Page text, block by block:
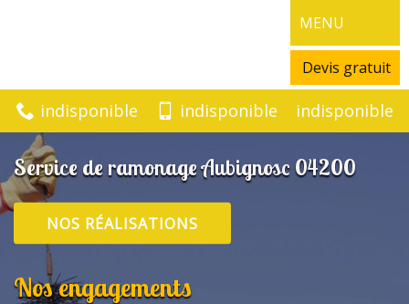
MENU
Devis gratuit
indisponible indisponible indisponible
Service de ramonage Aubignosc 04200
NOS RÉALISATIONS
Nos engagements